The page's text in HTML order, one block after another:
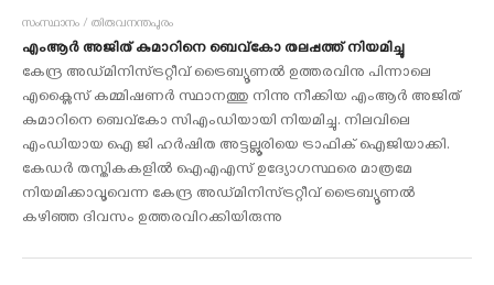
സംസ്ഥാനം / തിരുവനന്തപുരം
എംആർ അജിത് കുമാറിനെ ബെവ്‌കോ തലപ്പത്ത് നിയമിച്ചു
കേന്ദ്ര അഡ്മിനിസ്ട്രറ്റീവ് ട്രൈബ്യൂണൽ ഉത്തരവിനു പിന്നാലെ
എക്സൈസ് കമ്മിഷണർ സ്ഥാനത്തു നിന്നു നീക്കിയ എംആർ അജിത്
കുമാറിനെ ബെവ്‌കോ സിഎംഡിയായി നിയമിച്ചു. നിലവിലെ
എംഡിയായ ഐ ജി ഹർഷിത അട്ടല്ലൂരിയെ ട്രാഫിക് ഐജിയാക്കി.
കേഡർ തസ്തികകളിൽ ഐഎഎസ് ഉദ്യോഗസ്ഥരെ മാത്രമേ
നിയമിക്കാവൂവെന്ന കേന്ദ്ര അഡ്മിനിസ്ട്രറ്റീവ് ട്രൈബ്യൂണൽ
കഴിഞ്ഞ ദിവസം ഉത്തരവിറക്കിയിരുന്നു